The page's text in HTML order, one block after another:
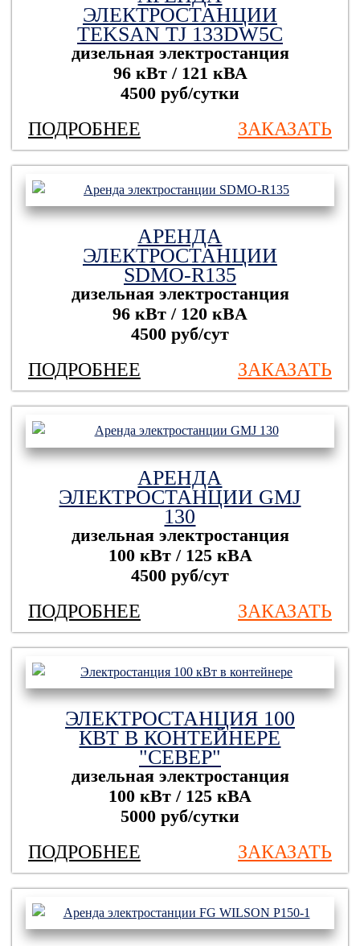
ЭЛЕКТРОСТАНЦИИ
TEKSAN TJ 133DW5C
дизельная электростанция
96 кВт / 121 кВА
4500 руб/сутки
ПОДРОБНЕЕ ЗАКАЗАТЬ
АРЕНДА
ЭЛЕКТРОСТАНЦИИ
SDMO-R135
дизельная электростанция
96 кВт / 120 кBА
4500 руб/сут
ПОДРОБНЕЕ ЗАКАЗАТЬ
АРЕНДА
ЭЛЕКТРОСТАНЦИИ GMJ
130
дизельная электростанция
100 кВт / 125 кBА
4500 руб/сут
ПОДРОБНЕЕ ЗАКАЗАТЬ
ЭЛЕКТРОСТАНЦИЯ 100
КВТ В КОНТЕЙНЕРЕ
"СЕВЕР"
дизельная электростанция
100 кВт / 125 кВА
5000 руб/сутки
ПОДРОБНЕЕ ЗАКАЗАТЬ